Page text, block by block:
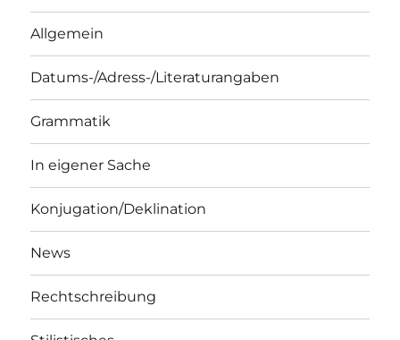
Allgemein
Datums-/Adress-/Literaturangaben
Grammatik
In eigener Sache
Konjugation/Deklination
News
Rechtschreibung